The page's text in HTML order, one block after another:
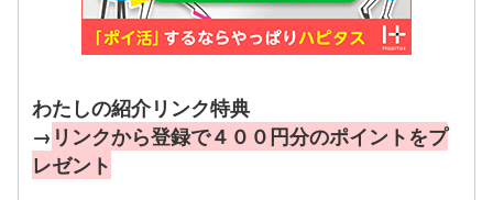
わたしの紹介リンク特典
→ リンクから登録で４００円分のポイントをプ
レゼント